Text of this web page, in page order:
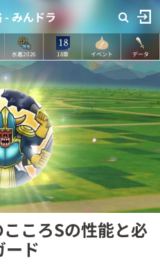
- みんドラ
水着2026 18章 イベント データ
ころSの性能と必
ード